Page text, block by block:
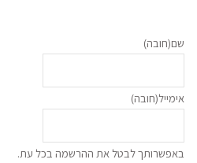
שם(חובה)
אימייל(חובה)
באפשרותך לבטל את ההרשמה בכל עת.